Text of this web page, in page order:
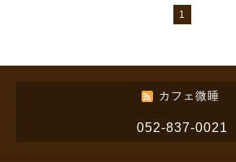
1
カフェ微睡
052-837-0021